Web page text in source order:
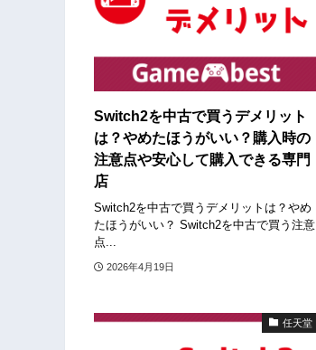
Switch2を中古で買うデメリット
は？やめたほうがいい？購入時の
注意点や安心して購入できる専門
店
Switch2を中古で買うデメリットは？やめ
たほうがいい？ Switch2を中古で買う注意
点...
2026年4月19日
任天堂